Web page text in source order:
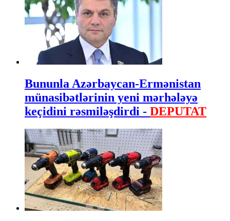
Bununla Azərbaycan-Ermənistan
münasibətlərinin yeni mərhələyə
keçidini rəsmiləşdirdi - DEPUTAT